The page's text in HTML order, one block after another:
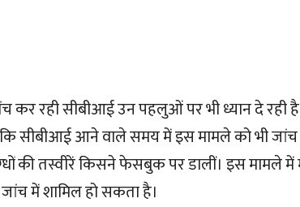
कर रही सीबीआई उन पहलुओं पर भी ध्यान दे रही
सीबीआई आने वाले समय में इस मामले को भी
की तस्वीरें किसने फेसबुक पर डालीं। इस मामले में
में शामिल हो सकता है।